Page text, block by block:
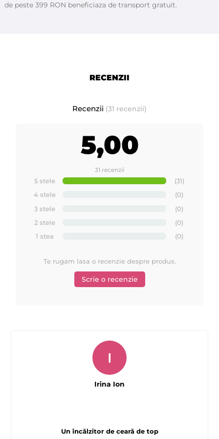
Aceasta taxa se adauga pe factura de catre importatorii sau
Calitate superioara.
de peste 399 RON beneficiaza de transport gratuit.
RECENZII
Recenzii (31 recenzii)
5,00
31 recenzii
5 stele
(31)
4 stele
(0)
3 stele
(0)
2 stele
(0)
1 stea
(0)
Te rugam lasa o recenzie despre produs.
Scrie o recenzie
Un încălzitor de ceară de top
I
Irina Ion